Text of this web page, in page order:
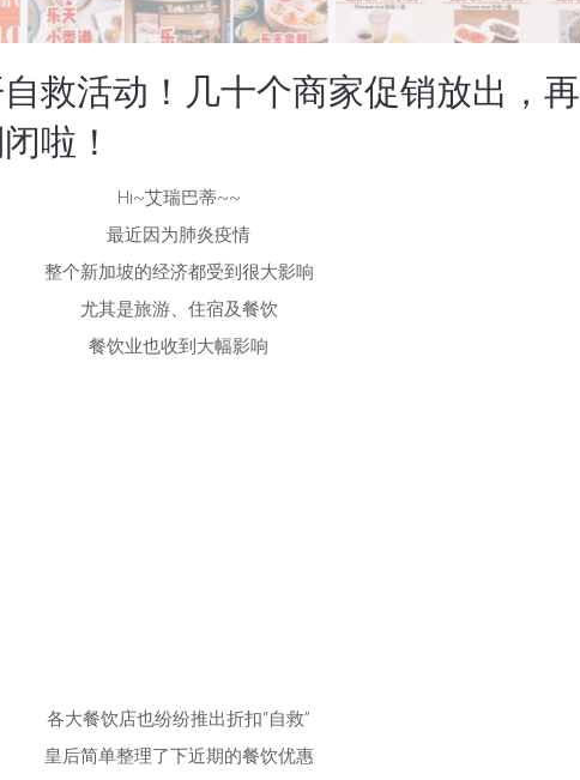
救活动！几十个商家促销放出，再
啦！
Hi~艾瑞巴蒂~~
最近因为肺炎疫情
整个新加坡的经济都受到很大影响
尤其是旅游、住宿及餐饮
餐饮业也收到大幅影响
各大餐饮店也纷纷推出折扣“自救”
皇后简单整理了下近期的餐饮优惠